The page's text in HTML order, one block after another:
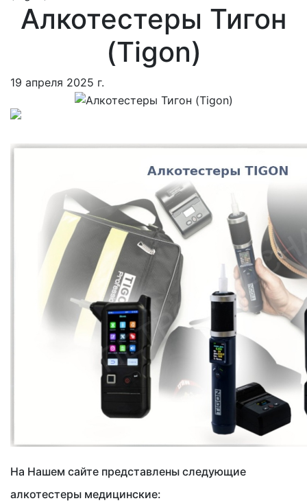
Алкотестеры Тигон
(Tigon)
19 апреля 2025 г.
На Нашем сайте представлены следующие
алкотестеры медицинские: